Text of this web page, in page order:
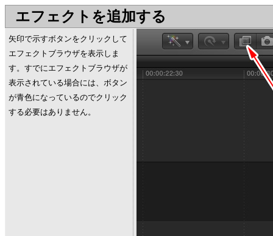
エフェクトを追加する
矢印で示すボタンをクリックして
エフェクトブラウザを表示しま
す。すでにエフェクトブラウザが
表示されている場合には、ボタン
が青色になっているのでクリック
する必要はありません。